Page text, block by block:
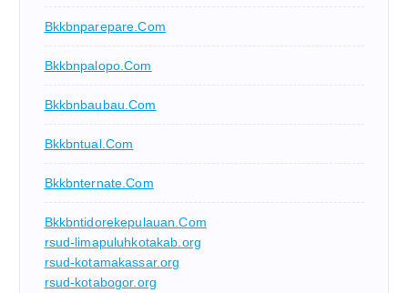
Bkkbnparepare.com
Bkkbnpalopo.com
Bkkbnbaubau.com
Bkkbntual.com
Bkkbnternate.com
Bkkbntidorekepulauan.com
rsud-limapuluhkotakab.org
rsud-kotamakassar.org
rsud-kotabogor.org